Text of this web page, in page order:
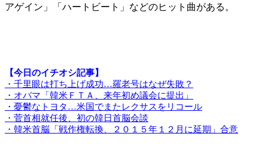
アゲイン」「ハートビート」などのヒット曲がある。
【今日のイチオシ記事】
・千里眼は打ち上げ成功…羅老号はなぜ失敗？
・オバマ「韓米ＦＴＡ、来年初め議会に提出」
・憂鬱なトヨタ…米国でまたレクサスをリコール
・菅首相就任後、初の韓日首脳会談
・韓米首脳「戦作権転換、２０１５年１２月に延期」合意